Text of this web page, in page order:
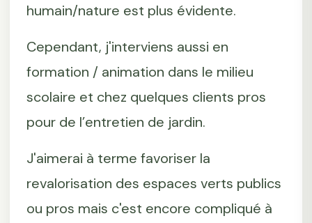
humain/nature est plus évidente.
Cependant, j'interviens aussi en
formation / animation dans le milieu
scolaire et chez quelques clients pros
pour de l’entretien de jardin.
J'aimerai à terme favoriser la
revalorisation des espaces verts publics
ou pros mais c'est encore compliqué à